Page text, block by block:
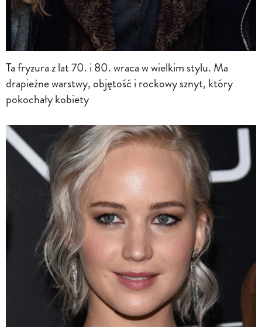
Ta fryzura z lat 70. i 80. wraca w wielkim stylu. Ma
drapieżne warstwy, objętość i rockowy sznyt, który
pokochały kobiety